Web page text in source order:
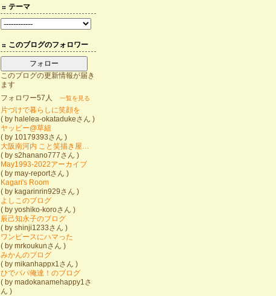
テーマ
このブログのフォロワー
フォロー
このブログの更新情報が届き
ます
フォロワー57人
一覧を見る
片づけで暮らしに笑顔を
( by halelea-okatadukeさん )
ヤッピー@草組
( by 10179393さん )
大阪南河内 こと笑描き屋╰ᘏᗢ 南蔵
( by s2hanano777さん )
May1993-2022アーカイブ
( by may-reportさん )
Kagari's Room
( by kagarinrin929さん )
よしこのブログ
( by yoshiko-koroさん )
辰己知永子のブログ
( by shinji1233さん )
ワンピースにハマった
( by mrkoukunさん )
みかんのブログ
( by mikanhappx1さん )
ひでパパ俺達！のブログ
( by madokanamehappy1さ
ん )